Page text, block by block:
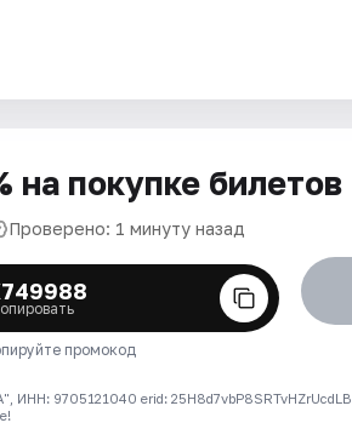
на покупке билетов
Проверено: 1 минуту назад
промокод
9705121040 erid: 25H8d7vbP8SRTvHZrUcdLB